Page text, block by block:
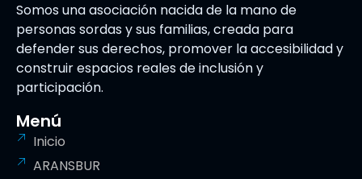
Somos una asociación nacida de la mano de
personas sordas y sus familias, creada para
defender sus derechos, promover la accesibilidad y
construir espacios reales de inclusión y
participación.
Menú
Inicio
ARANSBUR